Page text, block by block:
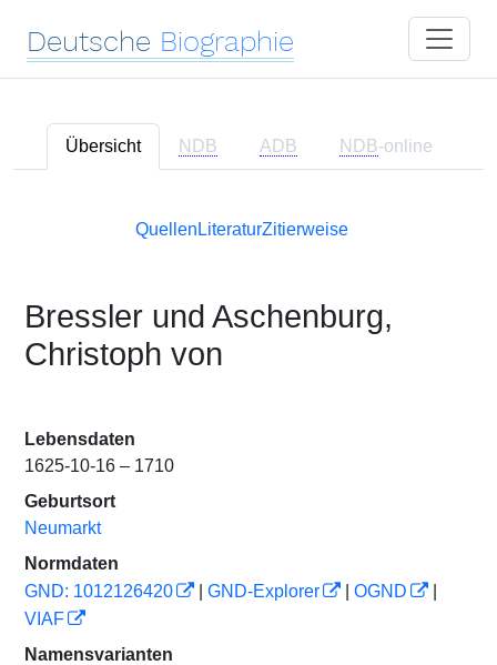
Deutsche Biographie
Übersicht NDB ADB NDB-online
Quellen LiteraturZitierweise
Bressler und Aschenburg,
Christoph von
Lebensdaten
1625-10-16 – 1710
Geburtsort
Neumarkt
Normdaten
GND: 1012126420
GND-Explorer OGND
VIAF
Namensvarianten